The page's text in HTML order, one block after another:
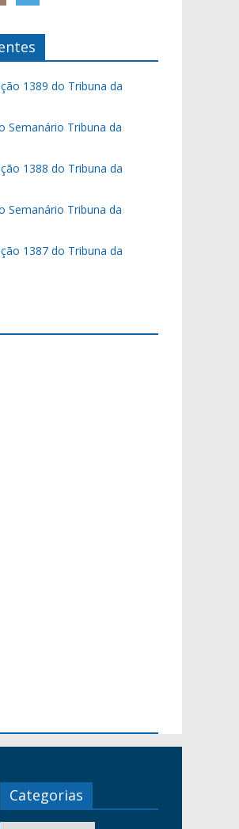
1389 do Tribuna da
Semanário Tribuna da
1388 do Tribuna da
Semanário Tribuna da
1387 do Tribuna da
Categorias